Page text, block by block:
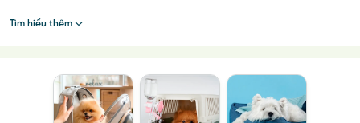
Tìm hiểu thêm